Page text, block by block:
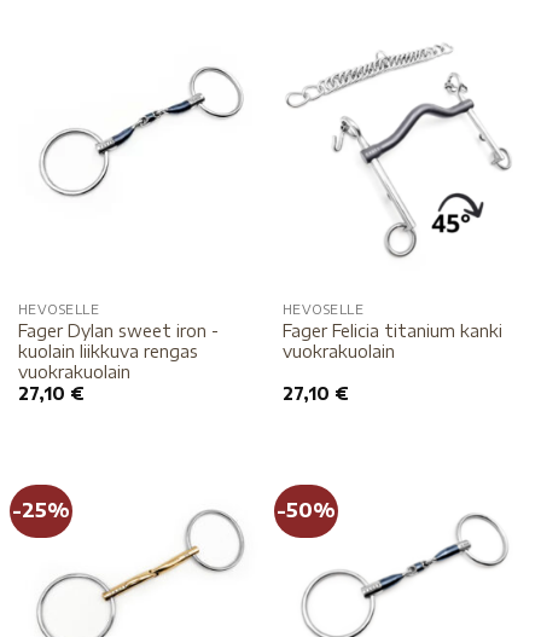
HEVOSELLE
Fager Dylan sweet iron -
kuolain liikkuva rengas
vuokrakuolain
27,10 €
HEVOSELLE
Fager Felicia titanium kanki
vuokrakuolain
27,10 €
-25% -50%